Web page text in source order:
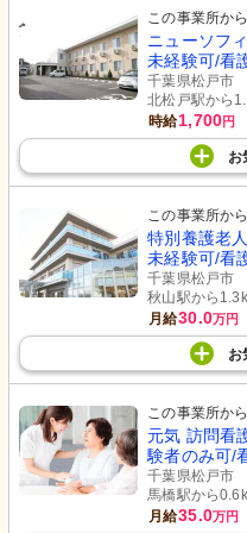
この事業所か
ニューソフ
未経験可/看
千葉県松戸市
北松戸駅から
時給1,700円
お
この事業所か
特別養護老
未経験可/看
千葉県松戸市
秋山駅から
月給30.0万円
お
この事業所か
元気 訪問看
験者のみ可/
千葉県松戸市
馬橋駅から
月給35.0万円